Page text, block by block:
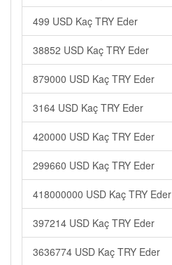
499 USD Kaç TRY Eder
38852 USD Kaç TRY Eder
879000 USD Kaç TRY Eder
3164 USD Kaç TRY Eder
420000 USD Kaç TRY Eder
299660 USD Kaç TRY Eder
418000000 USD Kaç TRY Eder
397214 USD Kaç TRY Eder
3636774 USD Kaç TRY Eder